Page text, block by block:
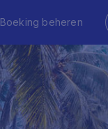
Boeking beheren